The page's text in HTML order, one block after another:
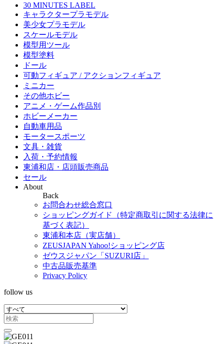
30 MINUTES LABEL
キャラクタープラモデル
美少女プラモデル
スケールモデル
模型用ツール
模型塗料
ドール
可動フィギュア / アクションフィギュア
ミニカー
その他ホビー
アニメ・ゲーム作品別
ホビーメーカー
自動車用品
モータースポーツ
文具・雑貨
入荷・予約情報
東浦和店・店頭販売商品
セール
About
Back
お問合わせ総合窓口
ショッピングガイド（特定商取引に関する法律に
基づく表記）
東浦和本店（実店舗）
ZEUSJAPAN Yahoo!ショッピング店
ゼウスジャパン「SUZURI店」
中古品販売基準
Privacy Policy
follow us